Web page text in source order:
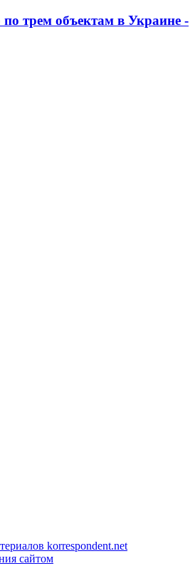
трем объектам в Украине -
korrespondent.net
сайтом